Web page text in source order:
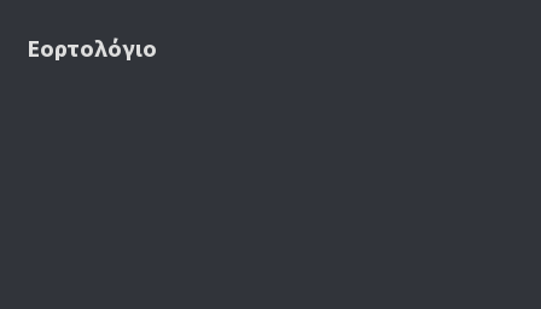
Εορτολόγιο